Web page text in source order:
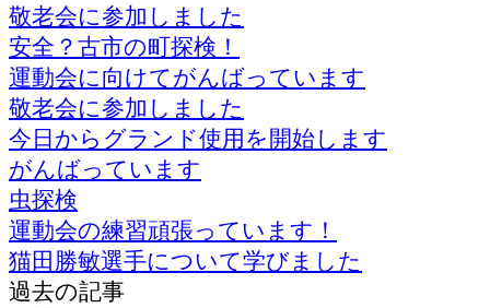
敬老会に参加しました
安全？古市の町探検！
運動会に向けてがんばっています
敬老会に参加しました
今日からグランド使用を開始します
がんばっています
虫探検
運動会の練習頑張っています！
猫田勝敏選手について学びました
過去の記事